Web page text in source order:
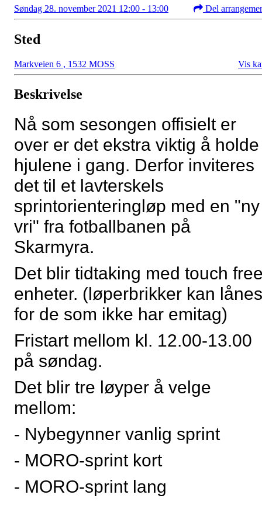
Søndag 28. november 2021 12:00 - 13:00 Del
Sted
Markveien 6 , 1532 MOSS Vis
Beskrivelse
Nå som sesongen offisielt er
over er det ekstra viktig å holde
hjulene i gang. Derfor inviteres
det til et lavterskels
sprintorienteringløp med en "ny
vri" fra fotballbanen på
Skarmyra.
Det blir tidtaking med touch
enheter. (løperbrikker kan lånes
for de som ikke har emitag)
Fristart mellom kl. 12.00-13.00
på søndag.
Det blir tre løyper å velge
mellom:
- Nybegynner vanlig sprint
- MORO-sprint kort
- MORO-sprint lang